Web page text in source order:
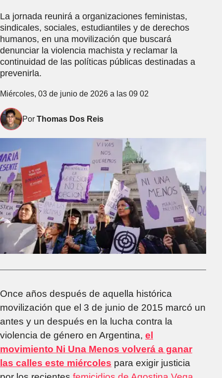
La jornada reunirá a organizaciones feministas,
sindicales, sociales, estudiantiles y de derechos
humanos, en una movilización que buscará
denunciar la violencia machista y reclamar la
continuidad de las políticas públicas destinadas a
prevenirla.
Miércoles, 03 de junio de 2026 a las 09 02
Por Thomas Dos Reis
Once años después de aquella histórica
movilización que el 3 de junio de 2015 marcó un
antes y un después en la lucha contra la
violencia de género en Argentina, el
movimiento Ni Una Menos volverá a ganar
las calles este miércoles para exigir justicia